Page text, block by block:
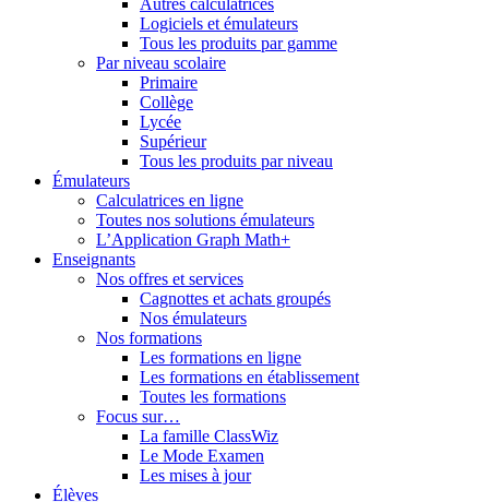
Autres calculatrices
Logiciels et émulateurs
Tous les produits par gamme
Par niveau scolaire
Primaire
Collège
Lycée
Supérieur
Tous les produits par niveau
Émulateurs
Calculatrices en ligne
Toutes nos solutions émulateurs
L’Application Graph Math+
Enseignants
Nos offres et services
Cagnottes et achats groupés
Nos émulateurs
Nos formations
Les formations en ligne
Les formations en établissement
Toutes les formations
Focus sur…
La famille ClassWiz
Le Mode Examen
Les mises à jour
Élèves